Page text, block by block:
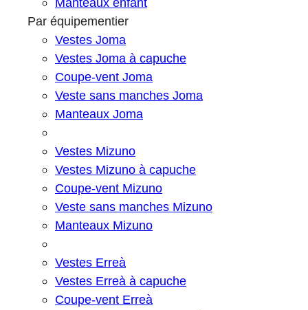
Par équipementier
Vestes Joma
Vestes Joma à capuche
Coupe-vent Joma
Veste sans manches Joma
Manteaux Joma
Vestes Mizuno
Vestes Mizuno à capuche
Coupe-vent Mizuno
Veste sans manches Mizuno
Manteaux Mizuno
Vestes Erreà
Vestes Erreà à capuche
Coupe-vent Erreà